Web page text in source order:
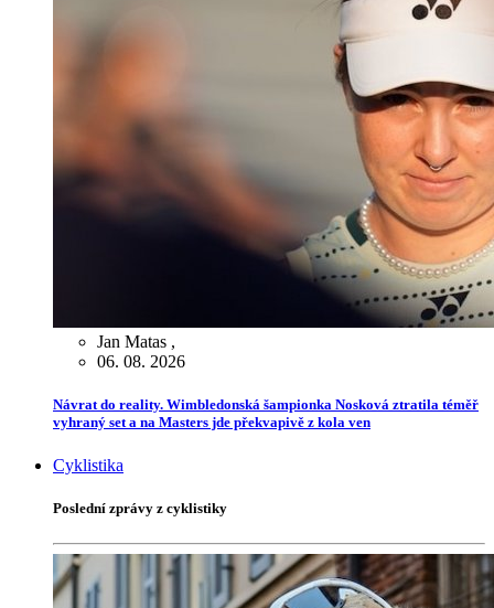
Jan Matas ,
06. 08. 2026
Návrat do reality. Wimbledonská šampionka Nosková ztratila téměř
vyhraný set a na Masters jde překvapivě z kola ven
Cyklistika
Poslední zprávy z cyklistiky